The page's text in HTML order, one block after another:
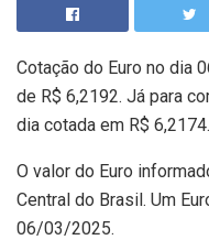
Cotação do Euro no dia
de R$ 6,2192. Já para
dia cotada em R$ 6,2174.
O valor do Euro
Central do Brasil. Um
06/03/2025.